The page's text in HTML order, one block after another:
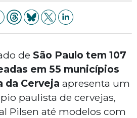
de São Paulo tem 107
em 55 municípios
da Cerveja apresenta um
paulista de cervejas,
Pilsen até modelos com